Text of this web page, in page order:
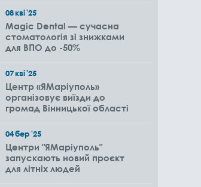
08кві'25
Magic Dental — сучасна
стоматологія зі знижками
для ВПО до -50%
07кві'25
Центр «ЯМаріуполь»
організовує виїзди до
громад Вінницької області
04бер'25
Центри "ЯМаріуполь"
запускають новий проєкт
для літніх людей